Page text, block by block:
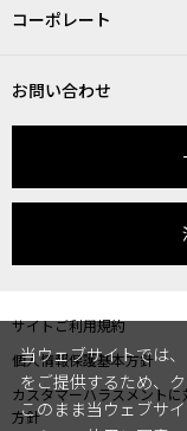
コーポレート
お問い合わせ
サイトご利用規約
個人情報保護基本方針
カスタマーハラスメントに
方針
当ウェブサイトでは
をご提供するため、
このまま当ウェブサ